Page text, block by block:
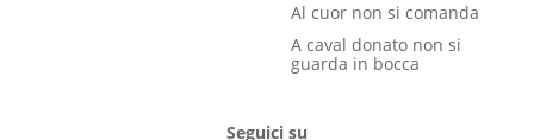
Al cuor non si comanda
A caval donato non si
guarda in bocca
Seguici su